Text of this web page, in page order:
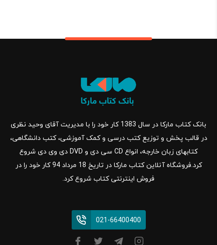
بانک کتاب مارکا در سال 1383 کار خود را با مدیریت آقای وحید نظری
در قالب پخش و توزیع کتب درسی و کمک آموزشی، کتب دانشگاهی،
کتابهای زبان خارجه، انواع CD سی دی و DVD دی وی دی شروع
کرد.فروشگاه آنلاین کتاب مارکا در تاریخ 18 مرداد 94 کار خود را در
فروش اینترنتی کتاب شروع کرد.
021-66400400